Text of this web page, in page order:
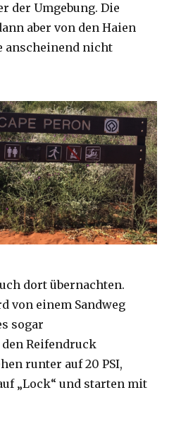
der Umgebung. Die
aber von den Haien
anscheinend nicht
dort übernachten.
von einem Sandweg
sogar
Reifendruck
runter auf 20 PSI,
„Lock“ und starten mit